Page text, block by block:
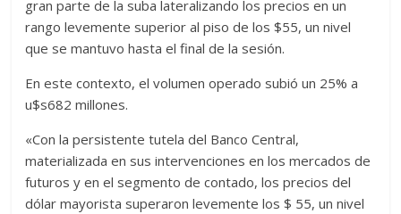
gran parte de la suba lateralizando los precios en un
rango levemente superior al piso de los $55, un nivel
que se mantuvo hasta el final de la sesión.
En este contexto, el volumen operado subió un 25% a
u$s682 millones.
«Con la persistente tutela del Banco Central,
materializada en sus intervenciones en los mercados de
futuros y en el segmento de contado, los precios del
dólar mayorista superaron levemente los $ 55, un nivel